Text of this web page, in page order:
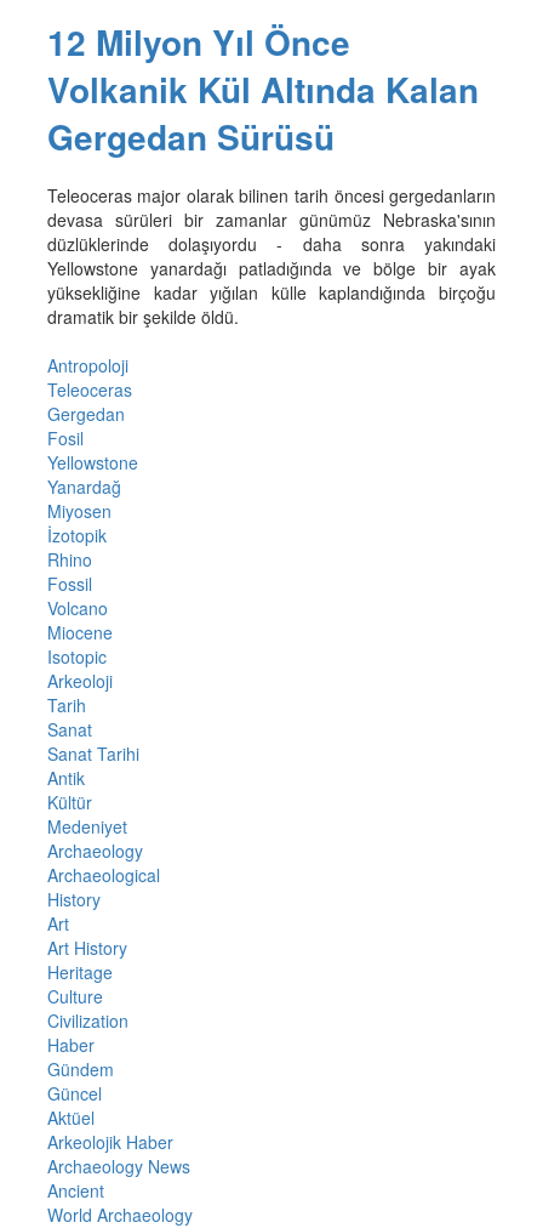
12 Milyon Yıl Önce
Volkanik Kül Altında Kalan
Gergedan Sürüsü
Teleoceras major olarak bilinen tarih öncesi gergedanların
devasa sürüleri bir zamanlar günümüz Nebraska'sının
düzlüklerinde dolaşıyordu - daha sonra yakındaki
Yellowstone yanardağı patladığında ve bölge bir ayak
yüksekliğine kadar yığılan külle kaplandığında birçoğu
dramatik bir şekilde öldü.
Antropoloji
Teleoceras
Gergedan
Fosil
Yellowstone
Yanardağ
Miyosen
İzotopik
Rhino
Fossil
Volcano
Miocene
Isotopic
Arkeoloji
Tarih
Sanat
Sanat Tarihi
Antik
Kültür
Medeniyet
Archaeology
Archaeological
History
Art
Art History
Heritage
Culture
Civilization
Haber
Gündem
Güncel
Aktüel
Arkeolojik Haber
Archaeology News
Ancient
World Archaeology